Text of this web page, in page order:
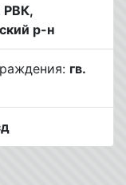
РВК,
р-н
гв.